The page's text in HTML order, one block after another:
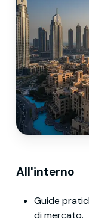
All'interno
Guide
di mercato.